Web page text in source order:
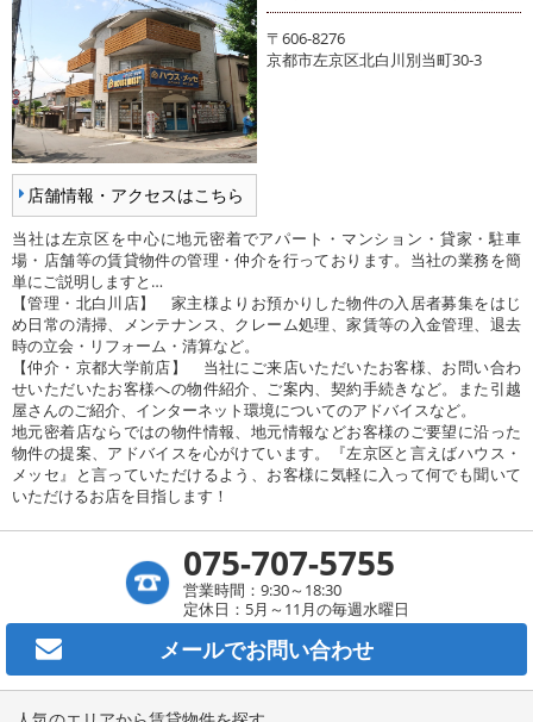
店舗情報・アクセスはこちら
〒606-8276
京都市左京区北白川別当町30-3
当社は左京区を中心に地元密着でアパート・マンション・貸家・駐車
場・店舗等の賃貸物件の管理・仲介を行っております。当社の業務を簡
単にご説明しますと…
【管理・北白川店】 家主様よりお預かりした物件の入居者募集をはじ
め日常の清掃、メンテナンス、クレーム処理、家賃等の入金管理、退去
時の立会・リフォーム・清算など。
【仲介・京都大学前店】 当社にご来店いただいたお客様、お問い合わ
せいただいたお客様への物件紹介、ご案内、契約手続きなど。また引越
屋さんのご紹介、インターネット環境についてのアドバイスなど。
地元密着店ならではの物件情報、地元情報などお客様のご要望に沿った
物件の提案、アドバイスを心がけています。『左京区と言えばハウス・
メッセ』と言っていただけるよう、お客様に気軽に入って何でも聞いて
いただけるお店を目指します！
075-707-5755
営業時間：9:30～18:30
定休日：5月～11月の毎週水曜日
メールでお問い合わせ